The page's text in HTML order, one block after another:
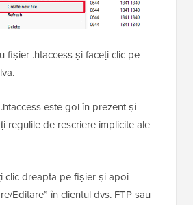
fișier .htaccess și faceți clic pe
este gol în prezent și
regulile de rescriere implicite ale
clic dreapta pe fișier și apoi
Editare” în clientul dvs. FTP sau